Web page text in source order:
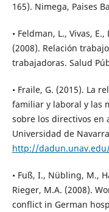
165). Nimega, Paises
• Feldman, L., Vivas,
(2008). Relación
trabajadoras. Salud
• Fraile, G. (2015). La
familiar y laboral y las
sobre los directivos en
Universidad de
http://
• Fuß, I., Nübling, M.,
Rieger, M.A. (2008).
conflict in German